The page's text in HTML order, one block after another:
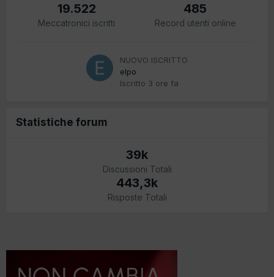
19.522
Meccatronici iscritti
485
Record utenti online
NUOVO ISCRITTO
elpo
Iscritto 3 ore fa
Statistiche forum
39k
Discussioni Totali
443,3k
Risposte Totali